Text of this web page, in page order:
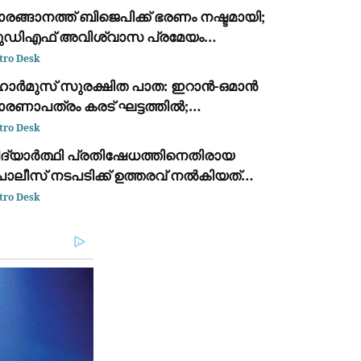
ബിജെപിക്ക് ഭരണം നഷ്ടമായി;
അവിശ്വാസ പ്രമേയം
Desk
സുരക്ഷിത പാത: ഇറാൻ-ഒമാൻ
കരട് ഘട്ടത്തിൽ;
ഇറാൻ
Desk
പ്രതിഷേധത്തിനെതിരായ
നടപടിക്ക് ഉത്തരവ് നൽകിയത്
അമിത് ഷായ്‌ക്കെതിരെ കെ. സി.
Desk